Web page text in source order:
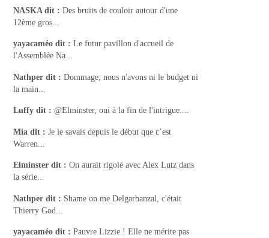
NASKA dit : Des bruits de couloir autour d'une
12ème gros...
yayacaméo dit : Le futur pavillon d'accueil de
l'Assemblée Na...
Nathper dit : Dommage, nous n'avons ni le budget ni
la main...
Luffy dit : @Elminster, oui à la fin de l'intrigue....
Mia dit : Je le savais depuis le début que c’est
Warren...
Elminster dit : On aurait rigolé avec Alex Lutz dans
la série...
Nathper dit : Shame on me Delgarbanzal, c'était
Thierry God...
yayacaméo dit : Pauvre Lizzie ! Elle ne mérite pas